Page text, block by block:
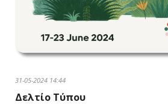
31-05-2024 14:44
Δελτίο Τύπου